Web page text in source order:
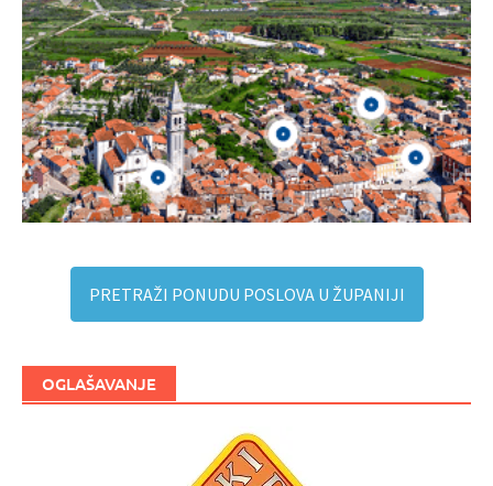
PRETRAŽI PONUDU POSLOVA U ŽUPANIJI
OGLAŠAVANJE